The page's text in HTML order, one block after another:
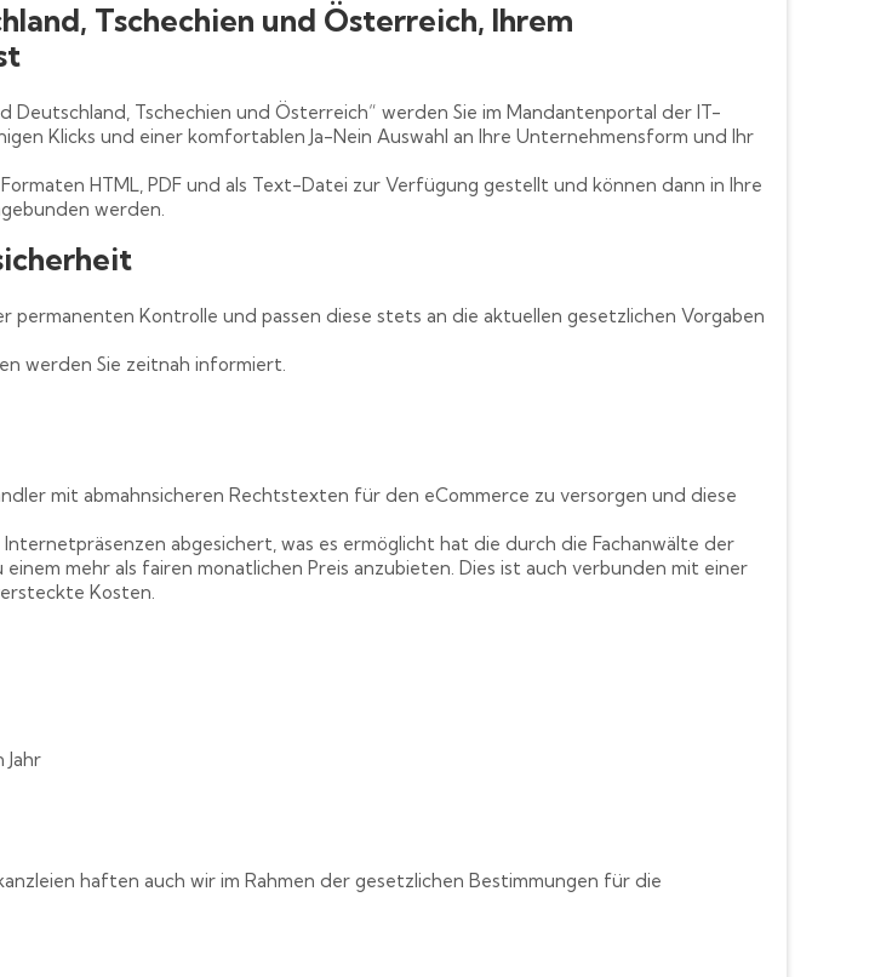
Tschechien und Österreich, Ihrem
Deutschland, Tschechien und Österreich“ werden Sie im Mandantenportal der IT-
Klicks und einer komfortablen Ja-Nein Auswahl an Ihre Unternehmensform und Ihr
HTML, PDF und als Text-Datei zur Verfügung gestellt und können dann in Ihre
werden.
Kontrolle und passen diese stets an die aktuellen gesetzlichen Vorgaben
werden Sie zeitnah informiert.
mit abmahnsicheren Rechtstexten für den eCommerce zu versorgen und diese
abgesichert, was es ermöglicht hat die durch die Fachanwälte der
mehr als fairen monatlichen Preis anzubieten. Dies ist auch verbunden mit einer
Kosten.
haften auch wir im Rahmen der gesetzlichen Bestimmungen für die